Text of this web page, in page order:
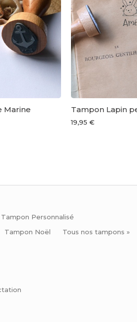
Marine Tampon Lapin
19,95 €
Tampon Personnalisé
Tampon Noël Tous nos tampons »